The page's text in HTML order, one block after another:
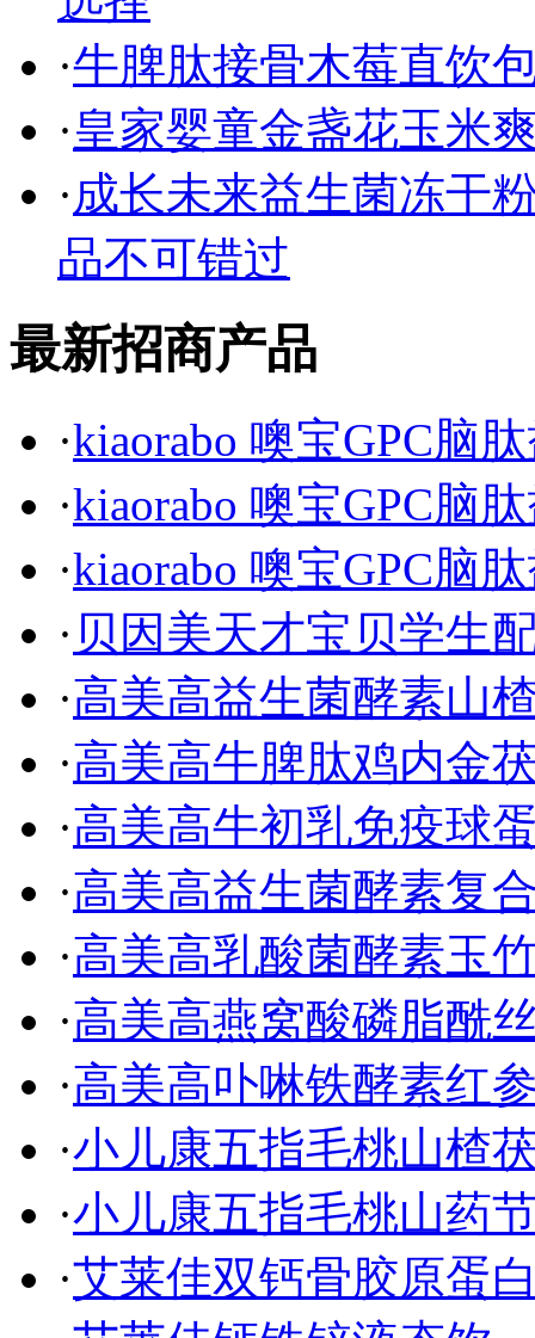
·牛脾肽接骨木莓直饮
·皇家婴童金盏花玉米
·成长未来益生菌冻干
品不可错过
最新招商产品
·kiaorabo 噢宝GPC脑
·kiaorabo 噢宝GPC脑
·kiaorabo 噢宝GPC脑
· 贝因美天才宝贝学生
·高美高益生菌酵素山
·高美高牛脾肽鸡内金
·高美高牛初乳免疫球
·高美高益生菌酵素复
·高美高乳酸菌酵素玉
·高美高燕窝酸磷脂酰
·高美高卟啉铁酵素红
·小儿康五指毛桃山楂
·小儿康五指毛桃山药
·艾莱佳双钙骨胶原蛋